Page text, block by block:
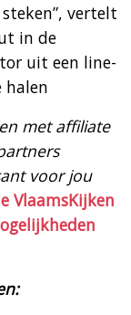
vertelt
in de
uit een line-
halen
met affiliate
voor jou
VlaamsKijken